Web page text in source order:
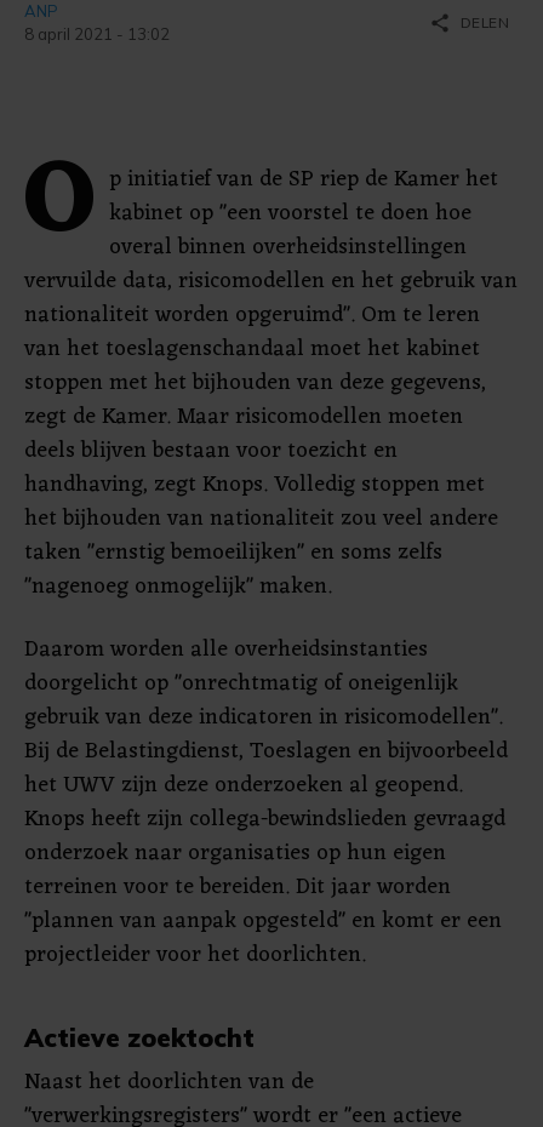
ANP
8 april 2021 - 13:02
share DELEN
O p initiatief van de SP riep de Kamer het
kabinet op "een voorstel te doen hoe
overal binnen overheidsinstellingen
vervuilde data, risicomodellen en het gebruik van
nationaliteit worden opgeruimd". Om te leren
van het toeslagenschandaal moet het kabinet
stoppen met het bijhouden van deze gegevens,
zegt de Kamer. Maar risicomodellen moeten
deels blijven bestaan voor toezicht en
handhaving, zegt Knops. Volledig stoppen met
het bijhouden van nationaliteit zou veel andere
taken "ernstig bemoeilijken" en soms zelfs
"nagenoeg onmogelijk" maken.
Daarom worden alle overheidsinstanties
doorgelicht op "onrechtmatig of oneigenlijk
gebruik van deze indicatoren in risicomodellen".
Bij de Belastingdienst, Toeslagen en bijvoorbeeld
het UWV zijn deze onderzoeken al geopend.
Knops heeft zijn collega-bewindslieden gevraagd
onderzoek naar organisaties op hun eigen
terreinen voor te bereiden. Dit jaar worden
"plannen van aanpak opgesteld" en komt er een
projectleider voor het doorlichten.
Actieve zoektocht
Naast het doorlichten van de
"verwerkingsregisters" wordt er "een actieve